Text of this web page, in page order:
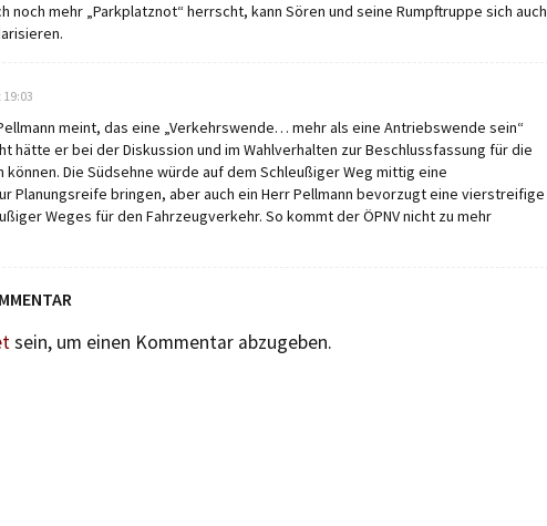
noch mehr „Parkplatznot“ herrscht, kann Sören und seine Rumpftruppe sich auch
meint, das eine „Verkehrswende… mehr als eine Antriebswende sein“
hätte er bei der Diskussion und im Wahlverhalten zur Beschlussfassung für die
können. Die Südsehne würde auf dem Schleußiger Weg mittig eine
Planungsreife bringen, aber auch ein Herr Pellmann bevorzugt eine vierstreifige
Weges für den Fahrzeugverkehr. So kommt der ÖPNV nicht zu mehr
sein, um einen Kommentar abzugeben.